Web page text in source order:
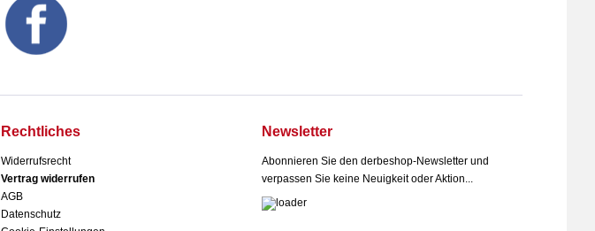
Rechtliches
Widerrufsrecht
Vertrag widerrufen
AGB
Datenschutz
Newsletter
Abonnieren Sie den derbeshop-Newsletter und
verpassen Sie keine Neuigkeit oder Aktion...